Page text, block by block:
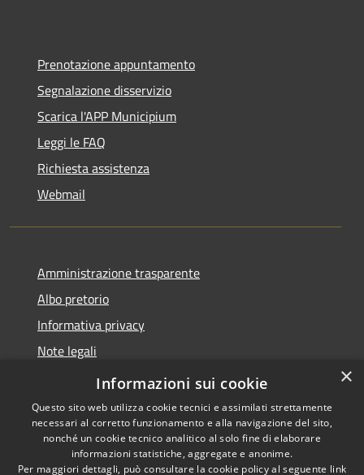
Prenotazione appuntamento
Segnalazione disservizio
Scarica l'APP Municipium
Leggi le FAQ
Richiesta assistenza
Webmail
Amministrazione trasparente
Albo pretorio
Informativa privacy
Note legali
Dichiarazione di accessibilità
Copyright © 2026 • Comune di
×
Informazioni sui cookie
Questo sito web utilizza cookie tecnici e assimilati strettamente
necessari al corretto funzionamento e alla navigazione del sito,
nonché un cookie tecnico analitico al solo fine di elaborare
informazioni statistiche, aggregate e anonime.
Per maggiori dettagli, può consultare la cookie policy al seguente link